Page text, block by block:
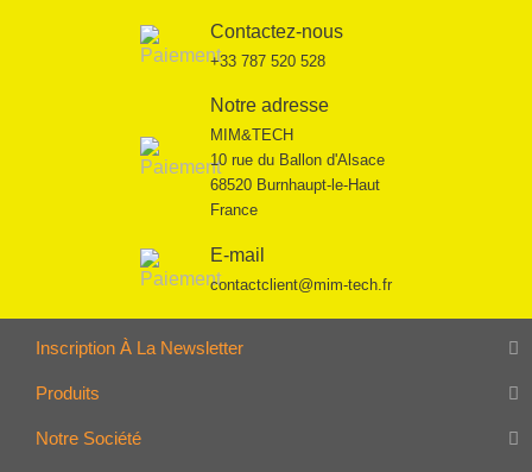
Contactez-nous
+33 787 520 528
Notre adresse
MIM&TECH
10 rue du Ballon d'Alsace
68520 Burnhaupt-le-Haut
France
E-mail
contactclient@mim-tech.fr
Inscription À La Newsletter
Produits
Notre Société